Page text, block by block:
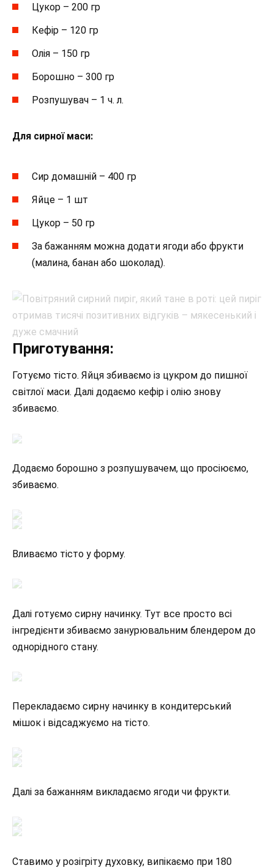
Цукор – 200 гр
Кефір – 120 гр
Олія – 150 гр
Борошно – 300 гр
Розпушувач – 1 ч. л.
Для сирної маси:
Сир домашній – 400 гр
Яйце – 1 шт
Цукор – 50 гр
За бажанням можна додати ягоди або фрукти
(малина, банан або шоколад).
Приготування:
Готуємо тісто. Яйця збиваємо із цукром до пишної
світлої маси. Далі додаємо кефір і олію знову
збиваємо.
Додаємо борошно з розпушувачем, що просіюємо,
збиваємо.
Вливаємо тісто у форму.
Далі готуємо сирну начинку. Тут все просто всі
інгредієнти збиваємо занурювальним блендером до
однорідного стану.
Перекладаємо сирну начинку в кондитерський
мішок і відсаджуємо на тісто.
Далі за бажанням викладаємо ягоди чи фрукти.
Ставимо у розігріту духовку, випікаємо при 180